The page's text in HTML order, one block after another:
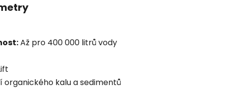
Až pro 400 000 litrů vody
organického kalu a sedimentů